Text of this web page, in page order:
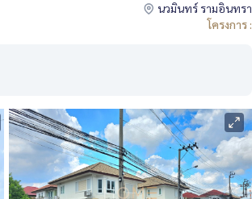
นวมินทร์ รามอินทรา
โครงการ :